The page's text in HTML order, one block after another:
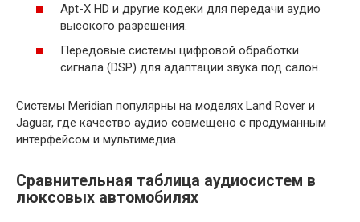
Apt-X HD и другие кодеки для передачи аудио
высокого разрешения.
Передовые системы цифровой обработки
сигнала (DSP) для адаптации звука под салон.
Системы Meridian популярны на моделях Land Rover и
Jaguar, где качество аудио совмещено с продуманным
интерфейсом и мультимедиа.
Сравнительная таблица аудиосистем в
люксовых автомобилях